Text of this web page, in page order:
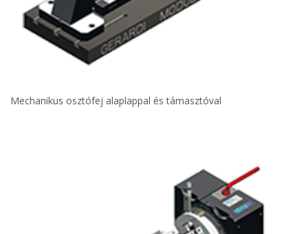
Mechanikus osztófej alaplappal és támasztóval